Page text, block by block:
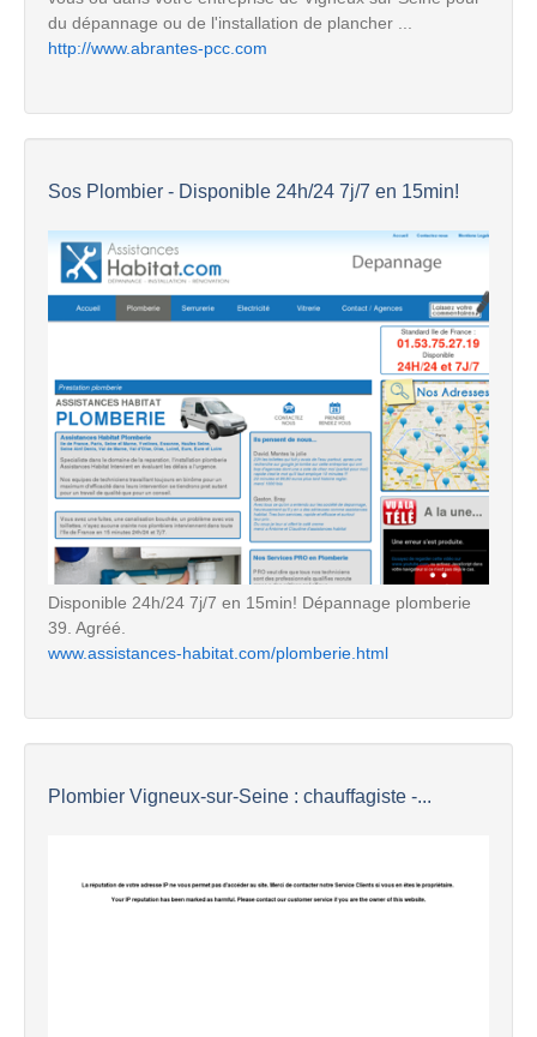
du dépannage ou de l'installation de plancher ...
http://www.abrantes-pcc.com
Sos Plombier - Disponible 24h/24 7j/7 en 15min!
Disponible 24h/24 7j/7 en 15min! Dépannage plomberie
39. Agréé.
www.assistances-habitat.com/plomberie.html
Plombier Vigneux-sur-Seine : chauffagiste -...